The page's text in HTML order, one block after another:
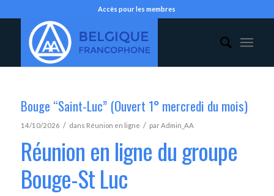
Accès pour les membres
Bouge “Saint-Luc” (Ouvert 1° mercredi du mois)
14/10/2026 / dans Réunion en ligne / parAdmin_AA
Réunion en ligne du groupe
Bouge-St Luc